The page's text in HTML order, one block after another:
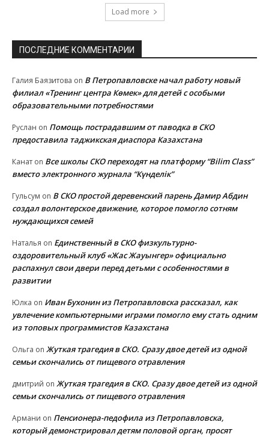
Load more
ПОСЛЕДНИЕ КОММЕНТАРИИ
Галия Баязитова on В Петропавловске начал работу новый
филиал «Тренинг центра Көмек» для детей с особыми
образовательными потребностями
Руслан on Помощь пострадавшим от паводка в СКО
предоставила таджикская диаспора Казахстана
Канат on Все школы СКО переходят на платформу “Bilim Class”
вместо электронного журнала “Күнделік”
Гульсум on В СКО простой деревенский парень Дамир Абдин
создал волонтерское движение, которое помогло сотням
нуждающихся семей
Наталья on Единственный в СКО физкультурно-
оздоровительный клуб «Жас Жауынгер» официально
распахнул свои двери перед детьми с особенностями в
развитии
Юлка on Иван Бухонин из Петропавловска рассказал, как
увлечение компьютерными играми помогло ему стать одним
из топовых программистов Казахстана
Ольга on Жуткая трагедия в СКО. Сразу двое детей из одной
семьи скончались от пищевого отравления
дмитрий on Жуткая трагедия в СКО. Сразу двое детей из одной
семьи скончались от пищевого отравления
Армани on Пенсионера-педофила из Петропавловска,
который демонстрировал детям половой орган, просят